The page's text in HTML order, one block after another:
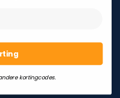
kortingcodes.